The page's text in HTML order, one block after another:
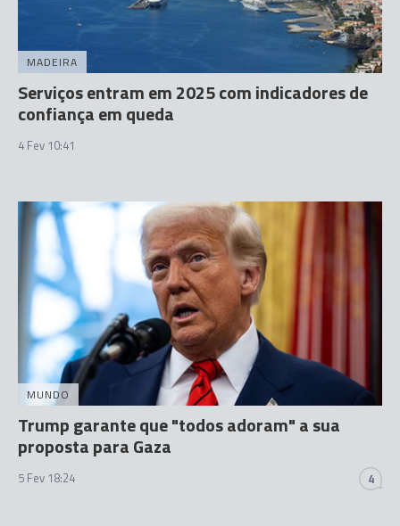
MADEIRA
Serviços entram em 2025 com indicadores de
confiança em queda
4 Fev 10:41
MUNDO
Trump garante que "todos adoram" a sua
proposta para Gaza
5 Fev 18:24 4